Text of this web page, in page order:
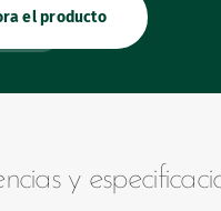
el producto
y